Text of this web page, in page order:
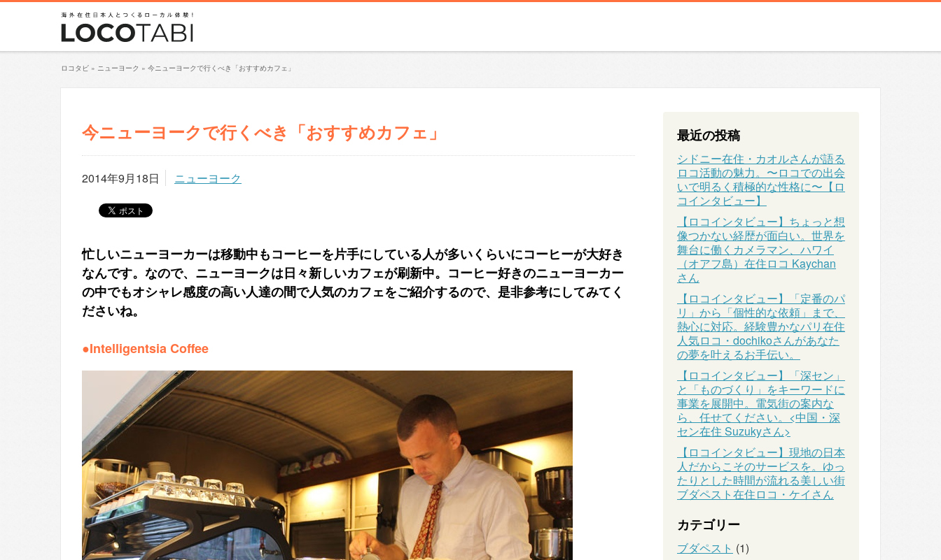
ロコタビ » ニューヨーク » 今ニューヨークで行くべき「おすすめカフェ」
今ニューヨークで行くべき「おすすめカフェ」
2014年9月18日 ニューヨーク
忙しいニューヨーカーは移動中もコーヒーを片手にしている人が多いくらいにコーヒーが大好き
なんです。なので、ニューヨークは日々新しいカフェが刷新中。コーヒー好きのニューヨーカー
の中でもオシャレ感度の高い人達の間で人気のカフェをご紹介するので、是非参考にしてみてく
ださいね。
●Intelligentsia Coffee
最近の投稿
シドニー在住・カオルさんが語る
ロコ活動の魅力。〜ロコでの出会
いで明るく積極的な性格に〜【ロ
コインタビュー】
【ロコインタビュー】ちょっと想
像つかない経歴が面白い。世界を
舞台に働くカメラマン、ハワイ
（オアフ島）在住ロコ Kaychan
さん
【ロコインタビュー】「定番のパ
リ」から「個性的な依頼」まで、
熱心に対応。経験豊かなパリ在住
人気ロコ・dochikoさんがあなた
の夢を叶えるお手伝い。
【ロコインタビュー】「深セン」
と「ものづくり」をキーワードに
事業を展開中。電気街の案内な
ら、任せてください。<中国・深
セン在住 Suzukyさん>
【ロコインタビュー】現地の日本
人だからこそのサービスを。ゆっ
たりとした時間が流れる美しい街
ブダペスト在住ロコ・ケイさん
カテゴリー
ブダペスト (1)